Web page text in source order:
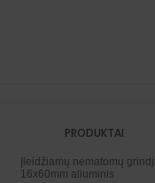
PRODUKTAI
Įleidžiamų nematomų
16x60mm aliuminis